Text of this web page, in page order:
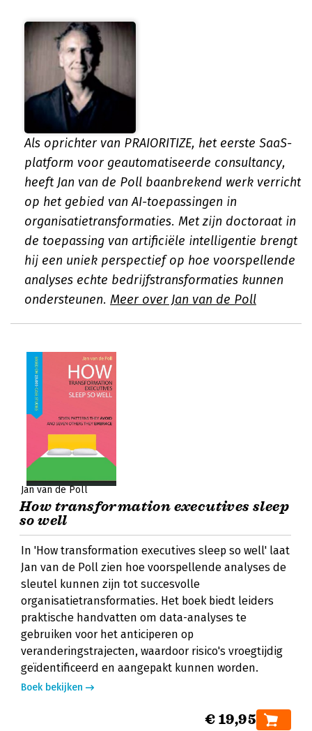
Als oprichter van PRAIORITIZE, het eerste SaaS-
platform voor geautomatiseerde consultancy,
heeft Jan van de Poll baanbrekend werk verricht
op het gebied van AI-toepassingen in
organisatietransformaties. Met zijn doctoraat in
de toepassing van artificiële intelligentie brengt
hij een uniek perspectief op hoe voorspellende
analyses echte bedrijfstransformaties kunnen
ondersteunen. Meer over Jan van de Poll
Jan van de Poll
How transformation executives sleep
so well
In 'How transformation executives sleep so well' laat
Jan van de Poll zien hoe voorspellende analyses de
sleutel kunnen zijn tot succesvolle
organisatietransformaties. Het boek biedt leiders
praktische handvatten om data-analyses te
gebruiken voor het anticiperen op
veranderingstrajecten, waardoor risico's vroegtijdig
geïdentificeerd en aangepakt kunnen worden.
Boek bekijken
€ 19,95